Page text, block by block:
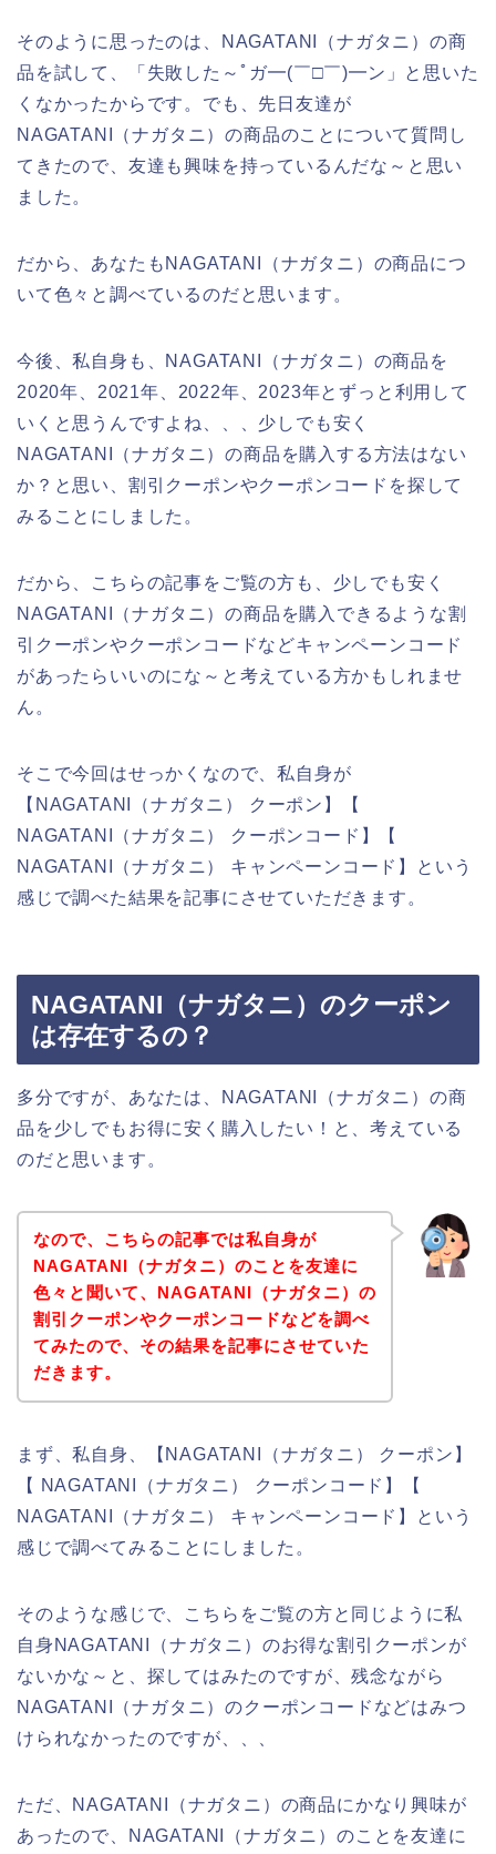
そのように思ったのは、NAGATANI（ナガタニ）の商
品を試して、「失敗した～ﾟガ━(￣□￣)━ン」と思いた
くなかったからです。でも、先日友達が
NAGATANI（ナガタニ）の商品のことについて質問し
てきたので、友達も興味を持っているんだな～と思い
ました。
だから、あなたもNAGATANI（ナガタニ）の商品につ
いて色々と調べているのだと思います。
今後、私自身も、NAGATANI（ナガタニ）の商品を
2020年、2021年、2022年、2023年とずっと利用して
いくと思うんですよね、、、少しでも安く
NAGATANI（ナガタニ）の商品を購入する方法はない
か？と思い、割引クーポンやクーポンコードを探して
みることにしました。
だから、こちらの記事をご覧の方も、少しでも安く
NAGATANI（ナガタニ）の商品を購入できるような割
引クーポンやクーポンコードなどキャンペーンコード
があったらいいのにな～と考えている方かもしれませ
ん。
そこで今回はせっかくなので、私自身が
【NAGATANI（ナガタニ） クーポン】【
NAGATANI（ナガタニ） クーポンコード】【
NAGATANI（ナガタニ） キャンペーンコード】という
感じで調べた結果を記事にさせていただきます。
NAGATANI（ナガタニ）のクーポン
は存在するの？
多分ですが、あなたは、NAGATANI（ナガタニ）の商
品を少しでもお得に安く購入したい！と、考えている
のだと思います。
なので、こちらの記事では私自身が
NAGATANI（ナガタニ）のことを友達に
色々と聞いて、NAGATANI（ナガタニ）の
割引クーポンやクーポンコードなどを調べ
てみたので、その結果を記事にさせていた
だきます。
まず、私自身、【NAGATANI（ナガタニ） クーポン】
【 NAGATANI（ナガタニ） クーポンコード】【
NAGATANI（ナガタニ） キャンペーンコード】という
感じで調べてみることにしました。
そのような感じで、こちらをご覧の方と同じように私
自身NAGATANI（ナガタニ）のお得な割引クーポンが
ないかな～と、探してはみたのですが、残念ながら
NAGATANI（ナガタニ）のクーポンコードなどはみつ
けられなかったのですが、、、
ただ、NAGATANI（ナガタニ）の商品にかなり興味が
あったので、NAGATANI（ナガタニ）のことを友達に